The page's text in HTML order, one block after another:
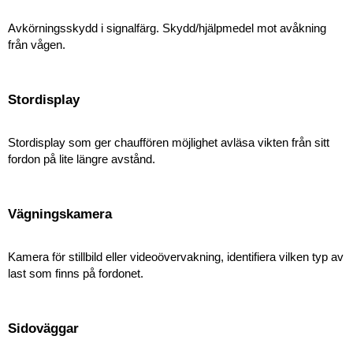
Avkörningsskydd i signalfärg. Skydd/hjälpmedel mot avåkning
från vågen.
Stordisplay
Stordisplay som ger chauffören möjlighet avläsa vikten från sitt
fordon på lite längre avstånd.
Vägningskamera
Kamera för stillbild eller videoövervakning, identifiera vilken typ av
last som finns på fordonet.
Sidoväggar